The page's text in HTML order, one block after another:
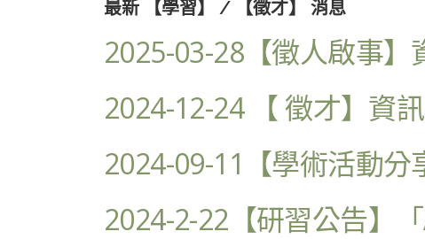
最新 【學習】 / 【徵才】 消息
2025-03-28【徵人啟事
2024-12-24 【 徵才】資
2024-09-11【學術活動分
2024-2-22【研習公告】